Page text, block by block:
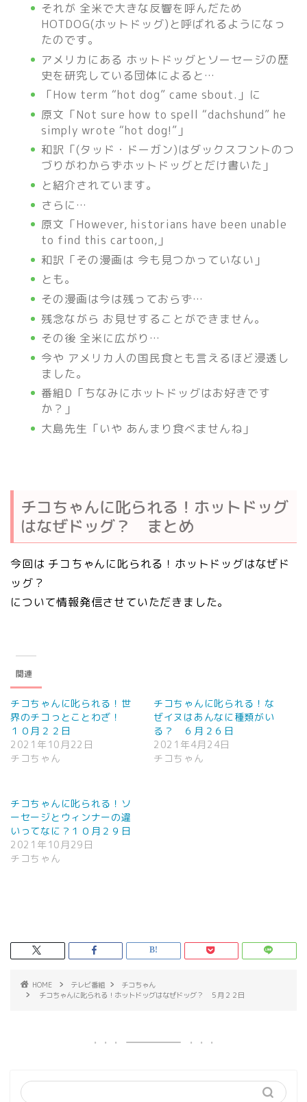
それが 全米で大きな反響を呼んだため
HOTDOG(ホットドッグ)と呼ばれるようになっ
たのです。
アメリカにある ホットドッグとソーセージの歴
史を研究している団体によると…
「How term “hot dog” came sbout.」に
原文「Not sure how to spell “dachshund” he
simply wrote “hot dog!”」
和訳「(タッド・ドーガン)はダックスフントのつ
づりがわからずホットドッグとだけ書いた」
と紹介されています。
さらに…
原文「However, historians have been unable
to find this cartoon,」
和訳「その漫画は 今も見つかっていない」
とも。
その漫画は今は残っておらず…
残念ながら お見せすることができません。
その後 全米に広がり…
今や アメリカ人の国民食とも言えるほど浸透し
ました。
番組D「ちなみにホットドッグはお好きです
か？」
大島先生「いや あんまり食べませんね」
チコちゃんに叱られる！ホットドッグ
はなぜドッグ？ まとめ
今回は チコちゃんに叱られる！ホットドッグはなぜド
ッグ？
について情報発信させていただきました。
関連
チコちゃんに叱られる！世
界のチコっとことわざ！
１０月２２日
2021年10月22日
チコちゃん
チコちゃんに叱られる！な
ぜイヌはあんなに種類がい
る？ ６月２６日
2021年4月24日
チコちゃん
チコちゃんに叱られる！ソ
ーセージとウィンナーの違
いってなに？１０月２９日
2021年10月29日
チコちゃん
HOME テレビ番組
チコちゃん
チコちゃんに叱られる！ホットドッグはなぜドッグ？ ５月２２日